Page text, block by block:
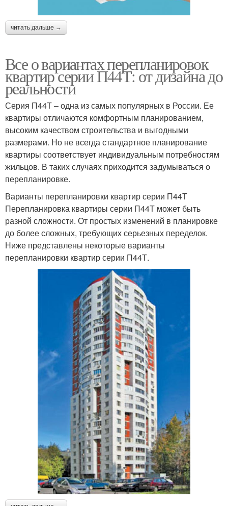
читать дальше →
Все о вариантах перепланировок
квартир серии П44Т: от дизайна до
реальности
Серия П44Т – одна из самых популярных в России. Ее
квартиры отличаются комфортным планированием,
высоким качеством строительства и выгодными
размерами. Но не всегда стандартное планирование
квартиры соответствует индивидуальным потребностям
жильцов. В таких случаях приходится задумываться о
перепланировке.
Варианты перепланировки квартир серии П44Т
Перепланировка квартиры серии П44Т может быть
разной сложности. От простых изменений в планировке
до более сложных, требующих серьезных переделок.
Ниже представлены некоторые варианты
перепланировки квартир серии П44Т.